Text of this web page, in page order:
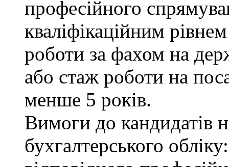
професійного
кваліфікаційним
роботи за фахом на
або стаж роботи на
менше 5 років.
Вимоги до кандидатів
бухгалтерського